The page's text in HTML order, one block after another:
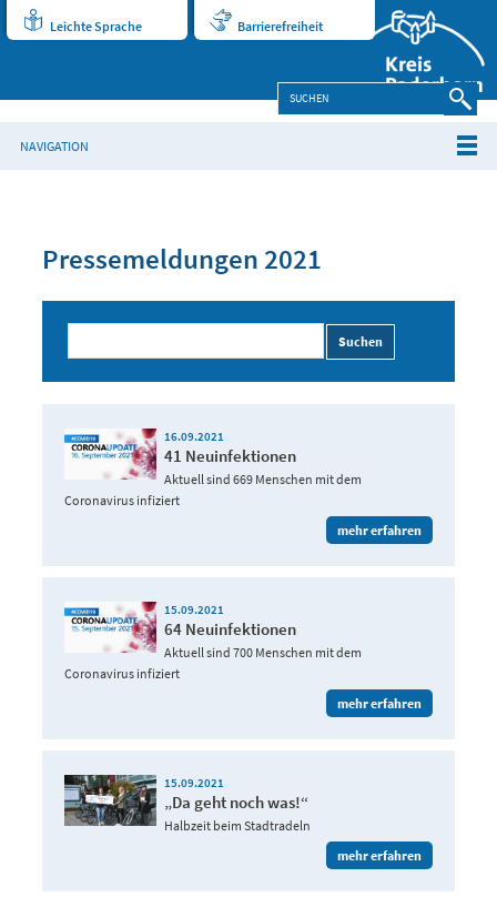
Leichte Sprache Barrierefreiheit
NAVIGATION
Pressemeldungen 2021
Suchen
16.09.2021
41 Neuinfektionen
Aktuell sind 669 Menschen mit dem
Coronavirus infiziert
mehr erfahren
15.09.2021
64 Neuinfektionen
Aktuell sind 700 Menschen mit dem
Coronavirus infiziert
mehr erfahren
15.09.2021
„Da geht noch was!“
Halbzeit beim Stadtradeln
mehr erfahren